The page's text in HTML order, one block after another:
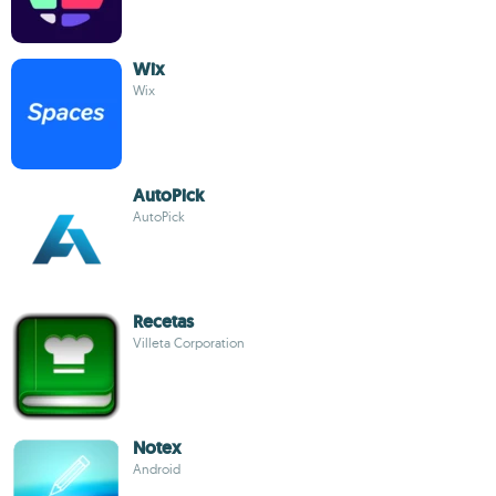
Wix
Wix
AutoPick
AutoPick
Recetas
Villeta Corporation
Notex
Android